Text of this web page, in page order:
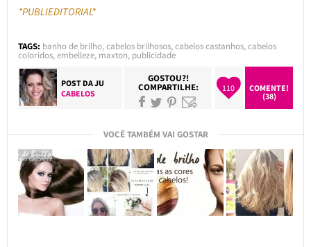
*PUBLIEDITORIAL*
TAGS: banho de brilho,cabelos brilhosos,cabelos castanhos,cabelos
coloridos,embelleze, maxton, publicidade
POST DAJU
CABELOS
GOSTOU?!
COMPARTILHE: 110
COMENTE!
(38)
VOCÊ TAMBÉM VAI GOSTAR